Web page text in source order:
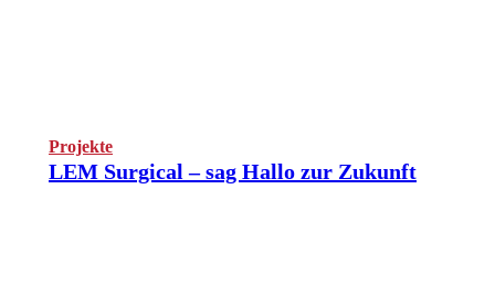
Projekte
LEM Surgical – sag Hallo zur Zukunft